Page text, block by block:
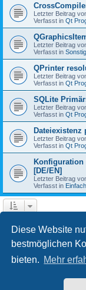
Diese Website
bestmöglichen
bieten. Mehr
Letzter Beitrag
Verfasst in Qt
Letzter Beitrag
Verfasst in
QPrinter
Letzter Beitrag
Verfasst in Qt
SQLite
Letzter Beitrag
Verfasst in Qt
Dateiexistenz
Letzter Beitrag
Verfasst in Qt
[DE/EN]
Letzter Beitrag
Verfasst in